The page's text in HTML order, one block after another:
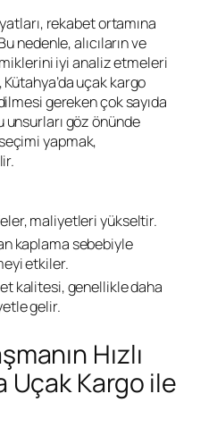
rekabet ortamına
nedenle, alıcıların ve
iyi analiz etmeleri
uçak kargo
gereken çok sayıda
unsurları göz önünde
yapmak,
maliyetleri yükseltir.
kaplama sebebiyle
etkiler.
kalitesi, genellikle daha
gelir.
Hızlı
Uçak Kargo ile